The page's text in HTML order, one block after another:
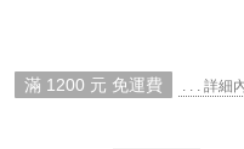
滿 1200 元 免運費 . . . 詳細